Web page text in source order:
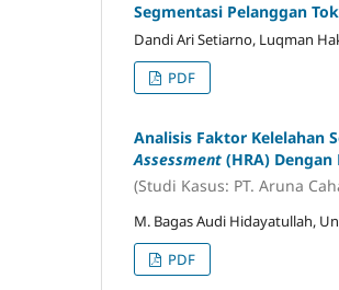
Segmentasi Pelanggan
Dandi Ari Setiarno, Luqman
PDF
Analisis Faktor Kelelahan
Assessment (HRA)
(Studi Kasus: PT. Aruna
M. Bagas Audi Hidayatullah,
PDF